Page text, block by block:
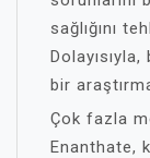
sağlığını
bir
Çok fazla
Enanthate,